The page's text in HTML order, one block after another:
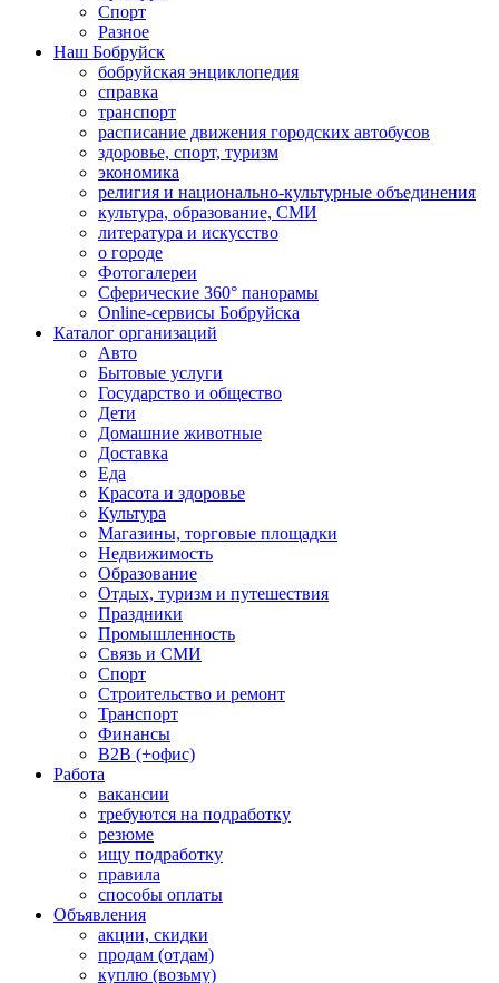
Спорт
Разное
Наш Бобруйск
бобруйская энциклопедия
справка
транспорт
расписание движения городских автобусов
здоровье, спорт, туризм
экономика
религия и национально-культурные объединения
культура, образование, СМИ
литература и искусство
о городе
Фотогалереи
Сферические 360° панорамы
Online-сервисы Бобруйска
Каталог организаций
Авто
Бытовые услуги
Государство и общество
Дети
Домашние животные
Доставка
Еда
Красота и здоровье
Культура
Магазины, торговые площадки
Недвижимость
Образование
Отдых, туризм и путешествия
Праздники
Промышленность
Связь и СМИ
Спорт
Строительство и ремонт
Транспорт
Финансы
B2B (+офис)
Работа
вакансии
требуются на подработку
резюме
ищу подработку
правила
способы оплаты
Объявления
акции, скидки
продам (отдам)
куплю (возьму)